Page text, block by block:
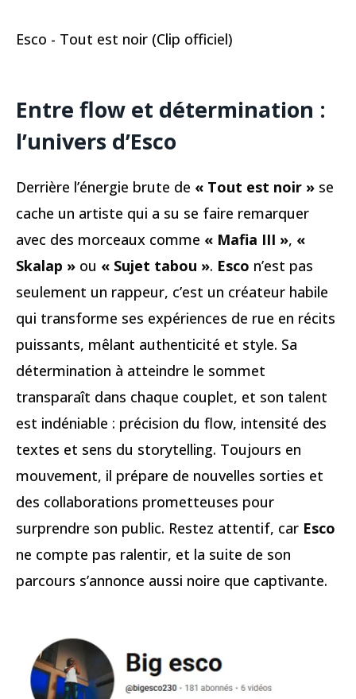
Esco - Tout est noir (Clip officiel)
Entre flow et détermination :
l’univers d’Esco
Derrière l’énergie brute de « Tout est noir » se
cache un artiste qui a su se faire remarquer
avec des morceaux comme « Mafia III », «
Skalap » ou « Sujet tabou ». Esco n’est pas
seulement un rappeur, c’est un créateur habile
qui transforme ses expériences de rue en récits
puissants, mêlant authenticité et style. Sa
détermination à atteindre le sommet
transparaît dans chaque couplet, et son talent
est indéniable : précision du flow, intensité des
textes et sens du storytelling. Toujours en
mouvement, il prépare de nouvelles sorties et
des collaborations prometteuses pour
surprendre son public. Restez attentif, car Esco
ne compte pas ralentir, et la suite de son
parcours s’annonce aussi noire que captivante.